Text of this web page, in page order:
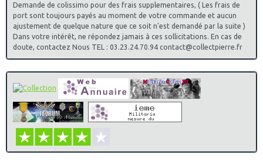
Demande de colissimo pour des frais supplementaires, ( Les frais de
port sont toujours payés au moment de votre commande et aucun
ajustement de quelque nature que ce soit n'est demandé par la suite )
Dans votre intérêt, ne répondez jamais à ces sollicitations. En cas de
doute, contactez Nous TEL : 03.23.24.70.94 contact@collectpierre.fr